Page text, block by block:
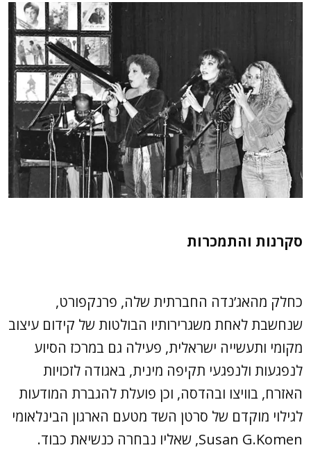
סקרנות והתמכרות
כחלק מהאג’נדה החברתית שלה, פרנקפורט,
שנחשבת לאחת משגרירותיו הבולטות של קידום עיצוב
מקומי ותעשייה ישראלית, פעילה גם במרכז הסיוע
לנפגעות ולנפגעי תקיפה מינית, באגודה לזכויות
האזרח, בוויצו ובהדסה, וכן פועלת להגברת המודעות
לגילוי מוקדם של סרטן השד מטעם הארגון הבינלאומי
Susan G.Komen, שאליו נבחרה כנשיאת כבוד.